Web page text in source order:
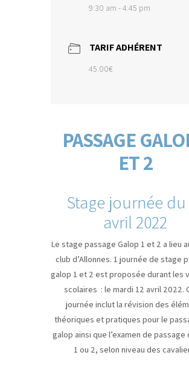
9:30 am - 4:45 pm
TARIF ADHÉRENT
45.00€
PASSAGE
ET 2
Stage journée du
avril 2022
Le stage passage Galop 1 et 2 a lieu
club d’Allonnes. 1 journée de stage
galop 1 et 2 est proposée durant les
scolaires : le mardi 12 avril 2022.
journée inclut la révision des
théoriques et pratiques pour le
galop ainsi que l’examen de passage
1 ou 2, selon niveau des